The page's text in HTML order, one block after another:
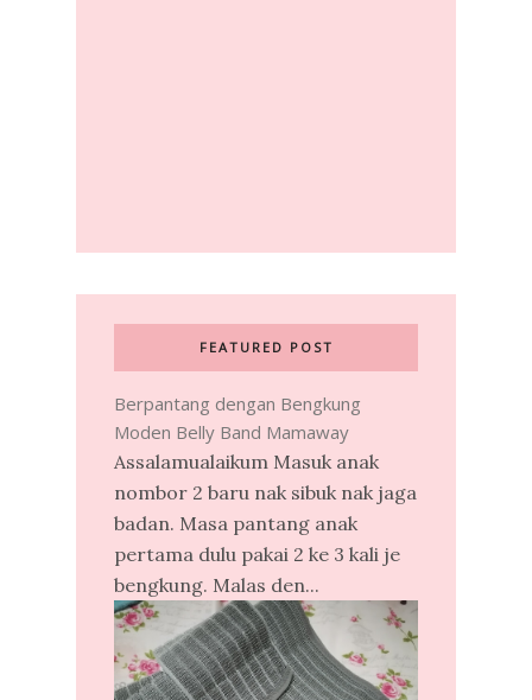
FEATURED POST
Berpantang dengan Bengkung
Moden Belly Band Mamaway
Assalamualaikum Masuk anak
nombor 2 baru nak sibuk nak jaga
badan. Masa pantang anak
pertama dulu pakai 2 ke 3 kali je
bengkung. Malas den...